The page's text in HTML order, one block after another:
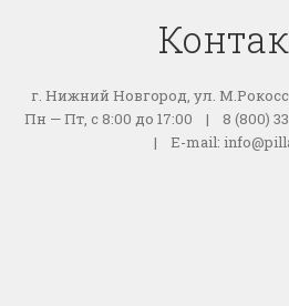
г. Нижний Новгород, ул.
Пн — Пт, с 8:00 до 17:00 | 8 (800)
| E-mail: